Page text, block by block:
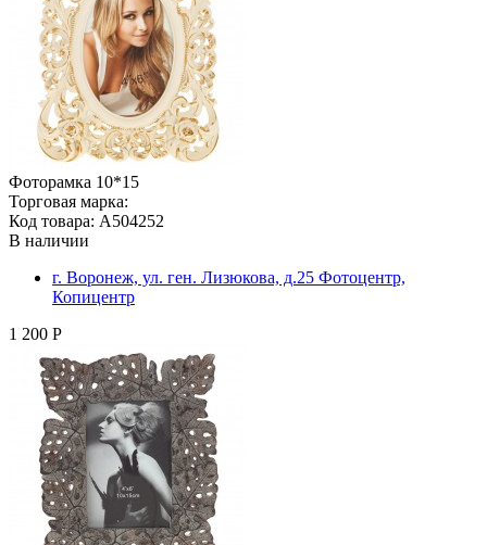
Фоторамка 10*15
Торговая марка:
Код товара: A504252
В наличии
г. Воронеж, ул. ген. Лизюкова, д.25 Фотоцентр,
Копицентр
1 200 Р